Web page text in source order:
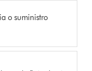
o suministro